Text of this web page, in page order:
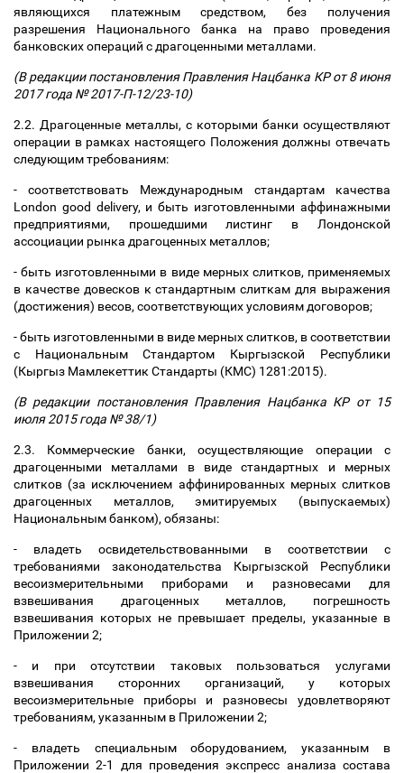
являющихся платежным средством, без получения
разрешения Национального банка на право проведения
банковских операций с драгоценными металлами.
(В редакции постановления Правления Нацбанка КР от 8 июня
2017 года № 2017-П-12/23-10)
2.2. Драгоценные металлы, с которыми банки осуществляют
операции в рамках настоящего Положения должны отвечать
следующим требованиям:
- соответствовать Международным стандартам качества
London good delivery, и быть изготовленными аффинажными
предприятиями, прошедшими листинг в Лондонской
ассоциации рынка драгоценных металлов;
- быть изготовленными в виде мерных слитков, применяемых
в качестве довесков к стандартным слиткам для выражения
(достижения) весов, соответствующих условиям договоров;
- быть изготовленными в виде мерных слитков, в соответствии
с Национальным Стандартом Кыргызской Республики
(Кыргыз Мамлекеттик Стандарты (КМС) 1281:2015).
(В редакции постановления Правления Нацбанка КР от 15
июля 2015 года № 38/1)
2.3. Коммерческие банки, осуществляющие операции с
драгоценными металлами в виде стандартных и мерных
слитков (за исключением аффинированных мерных слитков
драгоценных металлов, эмитируемых (выпускаемых)
Национальным банком), обязаны:
- владеть освидетельствованными в соответствии с
требованиями законодательства Кыргызской Республики
весоизмерительными приборами и разновесами для
взвешивания драгоценных металлов, погрешность
взвешивания которых не превышает пределы, указанные в
Приложении 2;
- и при отсутствии таковых пользоваться услугами
взвешивания сторонних организаций, у которых
весоизмерительные приборы и разновесы удовлетворяют
требованиям, указанным в Приложении 2;
- владеть специальным оборудованием, указанным в
Приложении 2-1 для проведения экспресс анализа состава